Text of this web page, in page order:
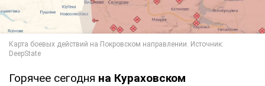
Горячее сегодня на Кураховском